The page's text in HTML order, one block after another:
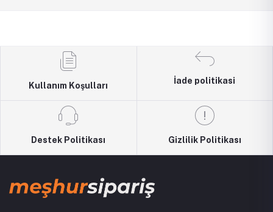
Kullanım Koşulları
İade politikasi
Destek Politikası Gizlilik Politikası